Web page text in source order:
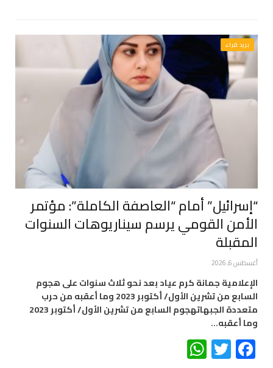
بريد قراء
“إسرائيل” أمام “العاصفة الكاملة”: مؤتمر
الأمن القومي يرسم سيناريوهات السنوات
المقبلة
أغسطس 6, 2026
الإعلامية جمانة كرم عياد بعد نحو ثلاث سنوات على هجوم
السابع من تشرين الأول/ أكتوبر 2023 وما أعقبه من حرب
متعددة الجبهاتهجوم السابع من تشرين الأول/ أكتوبر 2023
وما أعقبه…
Facebook
Twitter